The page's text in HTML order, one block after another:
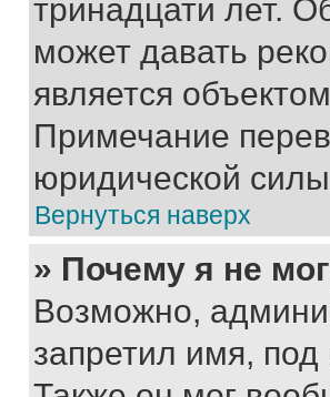
тринадцати лет.
может давать
является
Примечание
юридической
Вернуться наверх
» Почему я не
Возможно,
запретил имя, под